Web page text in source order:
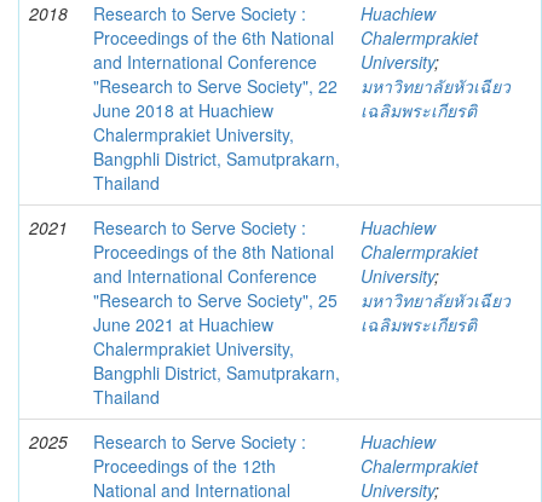
2018
Research to Serve Society :
Proceedings of the 6th National
and International Conference
"Research to Serve Society", 22
June 2018 at Huachiew
Chalermprakiet University,
Bangphli District, Samutprakarn,
Thailand
Huachiew
Chalermprakiet
University;
มหาวิทยาลัยหัวเฉียว
เฉลิมพระเกียรติ
2021
Research to Serve Society :
Proceedings of the 8th National
and International Conference
"Research to Serve Society", 25
June 2021 at Huachiew
Chalermprakiet University,
Bangphli District, Samutprakarn,
Thailand
Huachiew
Chalermprakiet
University;
มหาวิทยาลัยหัวเฉียว
เฉลิมพระเกียรติ
2025
Research to Serve Society :
Proceedings of the 12th
National and International
Huachiew
Chalermprakiet
University;